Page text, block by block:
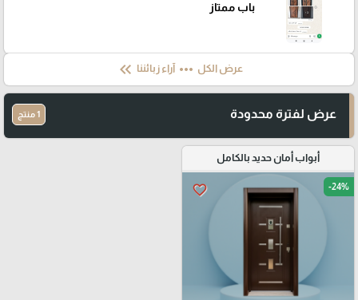
باب ممتاز
عرض الكل more_horiz آراء زبائننا keyboard_double_arrow_left
عرض لفترة محدودة 1 منتج
أبواب أمان حديد بالكامل
favorite_border -24%